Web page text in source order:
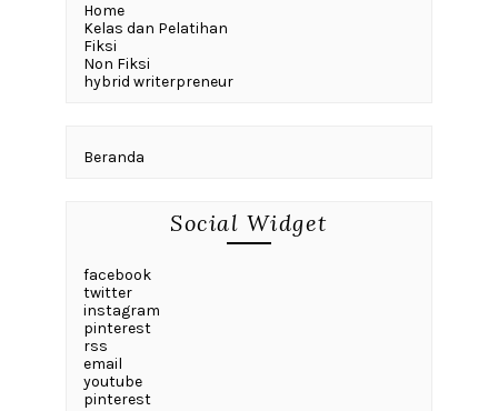
Home
Kelas dan Pelatihan
Fiksi
Non Fiksi
hybrid writerpreneur
Beranda
Social Widget
facebook
twitter
instagram
pinterest
rss
email
youtube
pinterest